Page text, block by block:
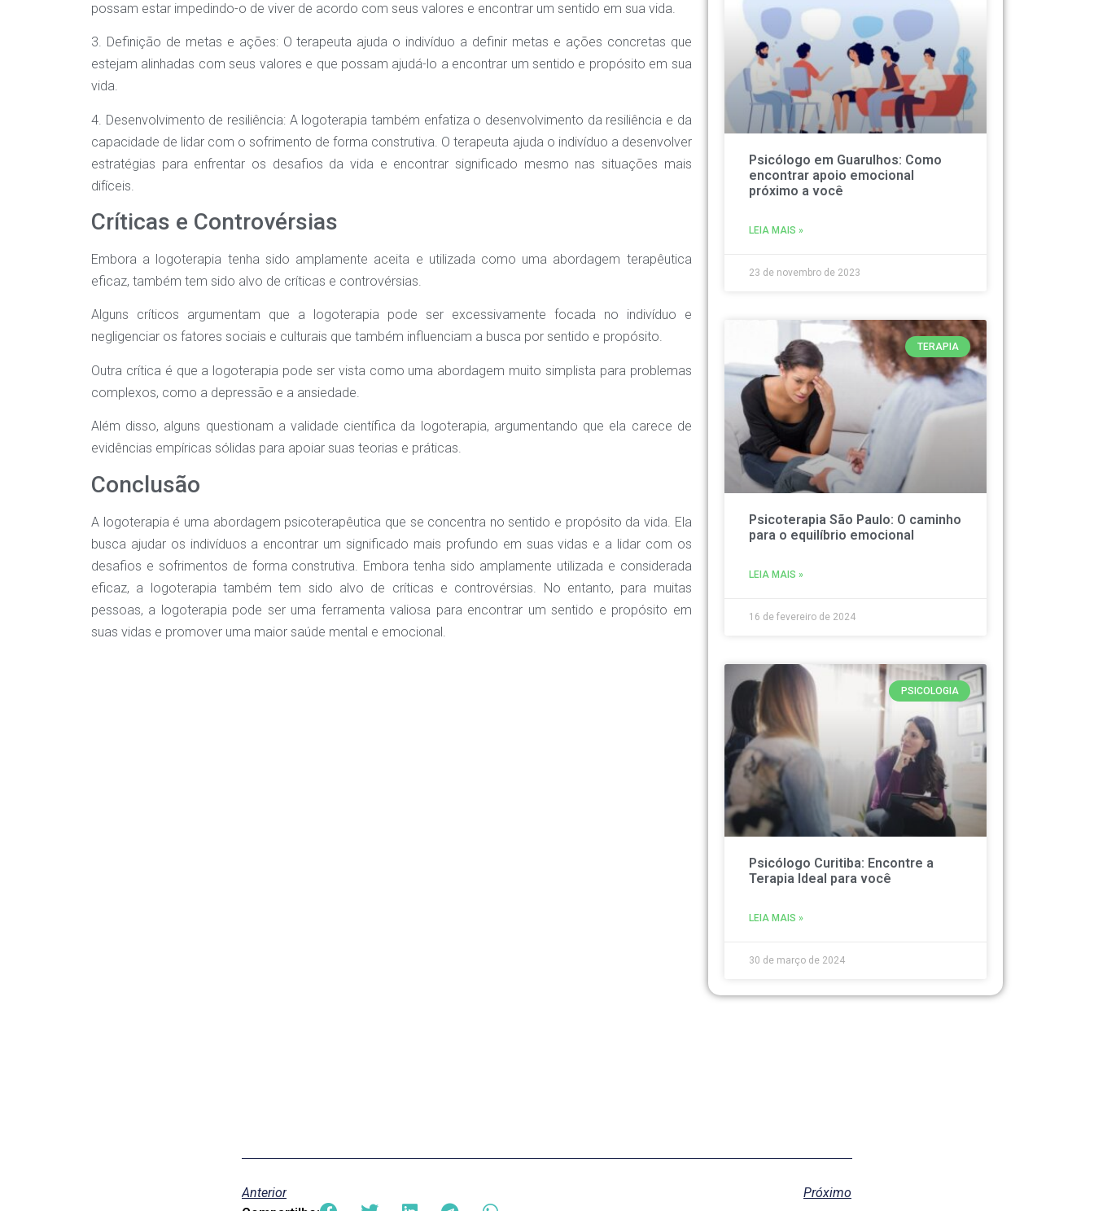
possam estar impedindo-o de viver de acordo com seus valores e encontrar um sentido em sua vida.
3. Definição de metas e ações: O terapeuta ajuda o indivíduo a definir metas e ações concretas que
estejam alinhadas com seus valores e que possam ajudá-lo a encontrar um sentido e propósito em sua
vida.
4. Desenvolvimento de resiliência: A logoterapia também enfatiza o desenvolvimento da resiliência e da
capacidade de lidar com o sofrimento de forma construtiva. O terapeuta ajuda o indivíduo a desenvolver
estratégias para enfrentar os desafios da vida e encontrar significado mesmo nas situações mais
difíceis.
Críticas e Controvérsias
Embora a logoterapia tenha sido amplamente aceita e utilizada como uma abordagem terapêutica
eficaz, também tem sido alvo de críticas e controvérsias.
Alguns críticos argumentam que a logoterapia pode ser excessivamente focada no indivíduo e
negligenciar os fatores sociais e culturais que também influenciam a busca por sentido e propósito.
Outra crítica é que a logoterapia pode ser vista como uma abordagem muito simplista para problemas
complexos, como a depressão e a ansiedade.
Além disso, alguns questionam a validade científica da logoterapia, argumentando que ela carece de
evidências empíricas sólidas para apoiar suas teorias e práticas.
Conclusão
A logoterapia é uma abordagem psicoterapêutica que se concentra no sentido e propósito da vida. Ela
busca ajudar os indivíduos a encontrar um significado mais profundo em suas vidas e a lidar com os
desafios e sofrimentos de forma construtiva. Embora tenha sido amplamente utilizada e considerada
eficaz, a logoterapia também tem sido alvo de críticas e controvérsias. No entanto, para muitas
pessoas, a logoterapia pode ser uma ferramenta valiosa para encontrar um sentido e propósito em
suas vidas e promover uma maior saúde mental e emocional.
Psicólogo em Guarulhos: Como
encontrar apoio emocional
próximo a você
LEIA MAIS »
23 de novembro de 2023
TERAPIA
Psicoterapia São Paulo: O caminho
para o equilíbrio emocional
LEIA MAIS »
16 de fevereiro de 2024
PSICOLOGIA
Psicólogo Curitiba: Encontre a
Terapia Ideal para você
LEIA MAIS »
30 de março de 2024
Anterior
Próximo